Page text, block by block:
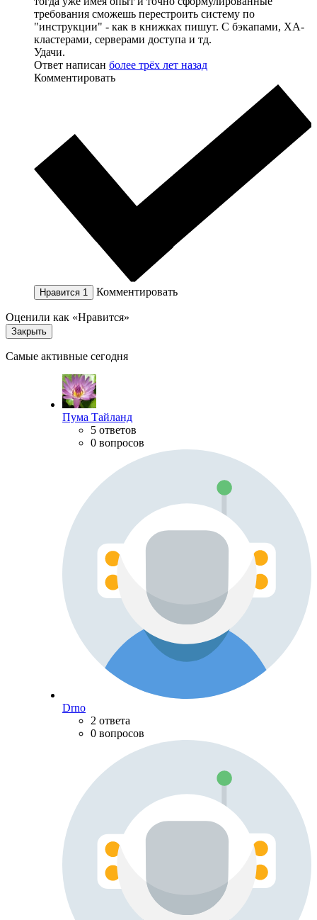
требования сможешь перестроить систему по
"инструкции" - как в книжках пишут. С бэкапами, ХА-
кластерами, серверами доступа и тд.
Удачи.
Ответ написан более трёх лет назад
Комментировать
Нравится 1 Комментировать
Оценили как «Нравится»
Закрыть
Самые активные сегодня
Пума Тайланд
5 ответов
0 вопросов
Drno
2 ответа
0 вопросов